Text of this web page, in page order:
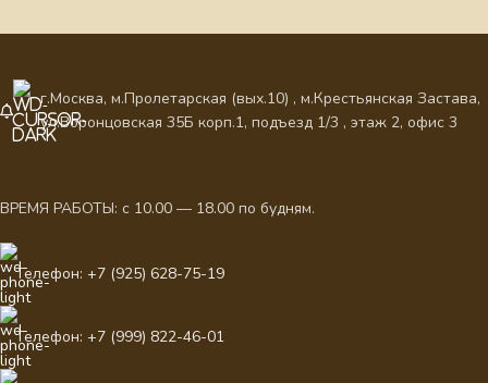
г.Москва, м.Пролетарская (вых.10) , м.Крестьянская Застава,
ул.Воронцовская 35Б корп.1, подъезд 1/3 , этаж 2, офис 3
ВРЕМЯ РАБОТЫ: с 10.00 — 18.00 по будням.
Телефон: +7 (925) 628-75-19
Телефон: +7 (999) 822-46-01